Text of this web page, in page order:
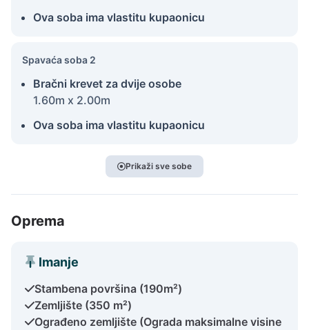
Ova soba ima vlastitu kupaonicu
Spavaća soba 2
Bračni krevet za dvije osobe
1.60m x 2.00m
Ova soba ima vlastitu kupaonicu
Prikaži sve sobe
Oprema
Imanje
Stambena površina (190m²)
Zemljište (350 m²)
Ograđeno zemljište (Ograda maksimalne visine